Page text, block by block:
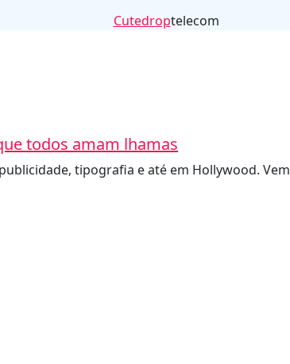
Cutedroptelecom
todos amam lhamas
tipografia e até em Hollywood. Vem